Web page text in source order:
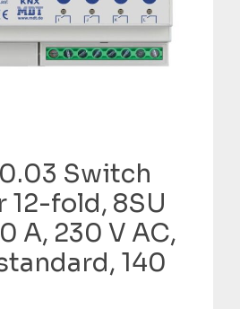
Switch
12-fold, 8SU
A, 230 V AC,
140